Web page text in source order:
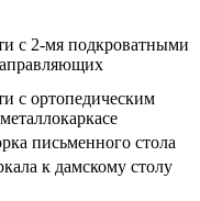
с 2-мя подкроватными
с ортопедическим
письменного стола
к дамскому столу